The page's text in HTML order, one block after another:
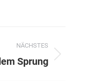
NÄCHSTES
Sprung